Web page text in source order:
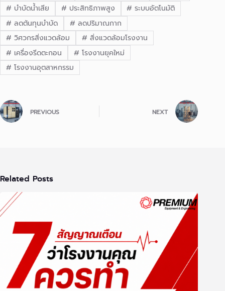
# บำบัดน้ำเสีย # ประสิทธิภาพสูง # ระบบอัตโนมัติ
# ลดต้นทุนบำบัด # ลดปริมาณกาก
# วิศวกรสิ่งแวดล้อม # สิ่งแวดล้อมโรงงาน
# เครื่องรีดตะกอน # โรงงานยุคใหม่
# โรงงานอุตสาหกรรม
PREVIOUS NEXT
Related Posts